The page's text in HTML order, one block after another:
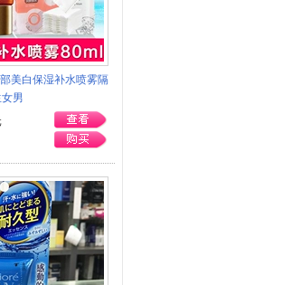
美白保湿补水喷雾隔
男